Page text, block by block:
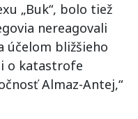
„Buk“, bolo tiež
nereagovali
účelom bližšieho
o katastrofe
Almaz-Antej,“